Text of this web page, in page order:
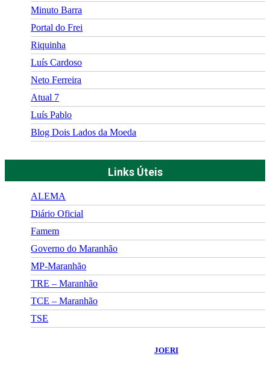
Minuto Barra
Portal do Frei
Riquinha
Luís Cardoso
Neto Ferreira
Atual 7
Luís Pablo
Blog Dois Lados da Moeda
Links Úteis
ALEMA
Diário Oficial
Famem
Governo do Maranhão
MP-Maranhão
TRE – Maranhão
TCE – Maranhão
TSE
JOERI